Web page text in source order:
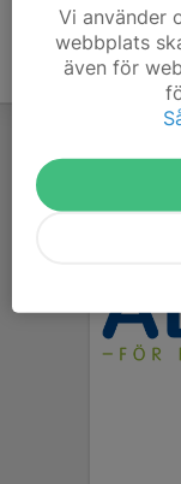
Vi använder
webbplats
även för